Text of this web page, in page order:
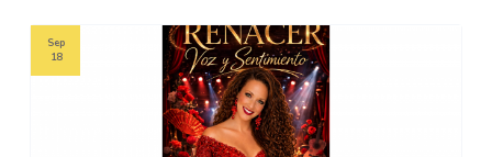
Sep
18